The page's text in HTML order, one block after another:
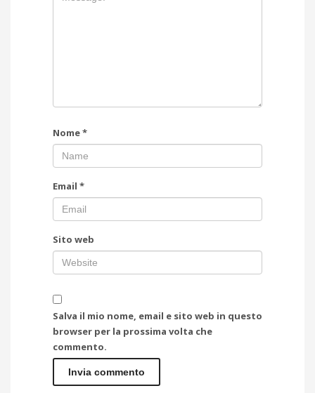
Nome*
Email *
Sito web
Salva il mio nome, email e sito web in questo
browser per la prossima volta che
commento.